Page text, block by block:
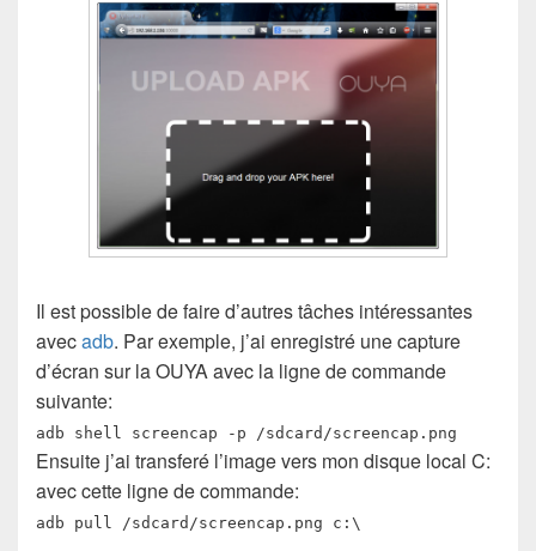
Il est possible de faire d’autres tâches intéressantes
avecadb. Par exemple, j’ai enregistré une capture
d’écran sur la OUYA avec la ligne de commande
suivante:
adb shell screencap -p /sdcard/screencap.png
Ensuite j’ai transferé l’image vers mon disque local C:
avec cette ligne de commande:
adb pull /sdcard/screencap.png c:\